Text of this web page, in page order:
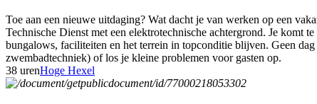
Toe aan een nieuwe uitdaging? Wat dacht je van werken op een
Technische Dienst met een elektrotechnische achtergrond. Je komt
bungalows, faciliteiten en het terrein in topconditie blijven. Geen
zwembadtechniek) of los je kleine problemen voor gasten op.
38 urenHoge Hexel